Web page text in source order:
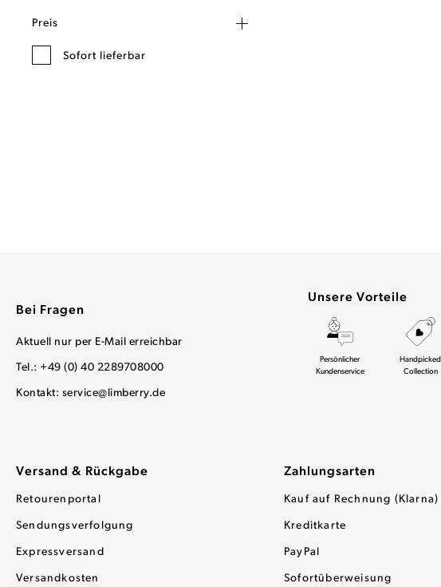
Preis
Sofort lieferbar
Versand & Rückgabe
Retourenportal
Sendungsverfolgung
Expressversand
Versandkosten
Zahlungsarten
Kauf auf Rechnung (Klarna)
Kreditkarte
PayPal
Sofortüberweisung
Unsere Vorteile
Persönlicher
Kundenservice
Handpicked
Collection
Bei Fragen
Aktuell nur per E-Mail erreichbar
Tel.: +49 (0) 40 2289708000
Kontakt: service@limberry.de